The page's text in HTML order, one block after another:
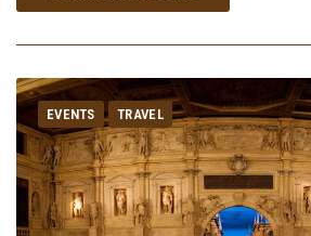
EVENTS TRAVEL